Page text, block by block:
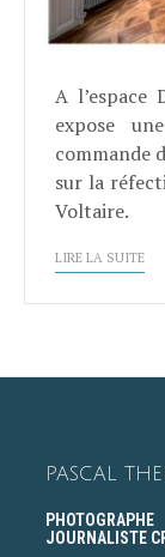
A l’espace
expose
commande
sur la
Voltaire.
LIRE LA SUITE
PASCAL
JOURNALISTE